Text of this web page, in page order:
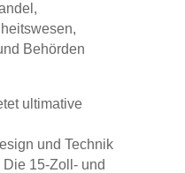
Behörden
ultimative
und Technik
15-Zoll- und